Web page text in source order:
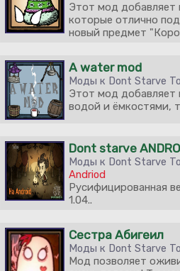
Этот мод добавляет
которые отлично
новый предмет
A water mod
Моды к Dont Starve
Этот мод добавляет
водой и ёмкостями,
Dont starve
Моды к Dont Starve
Andriod
Русифицированная
1.04..
Сестра Абигеил
Моды к Dont Starve
Мод позволяет